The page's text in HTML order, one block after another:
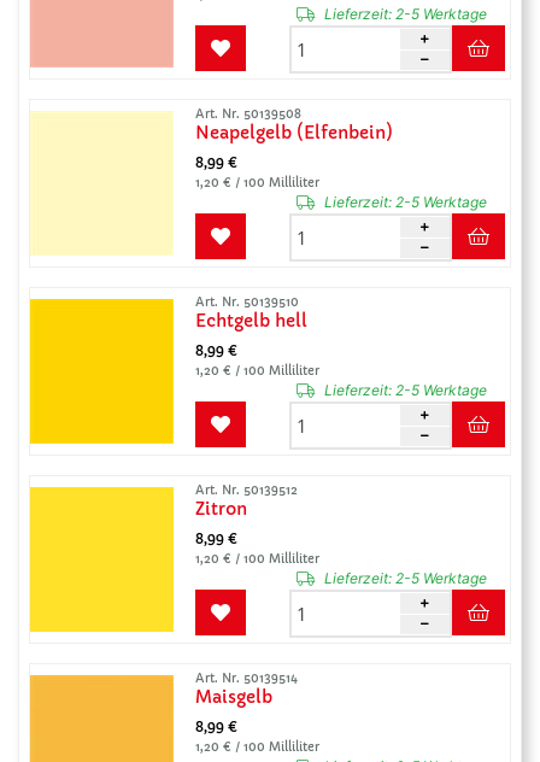
Lieferzeit:2-5 Werktage
Art. Nr. 50139508
Neapelgelb (Elfenbein)
8,99 €
1,20 € / 100 Milliliter
Lieferzeit:2-5 Werktage
Art. Nr. 50139510
Echtgelb hell
8,99 €
1,20 € / 100 Milliliter
Lieferzeit:2-5 Werktage
Art. Nr. 50139512
Zitron
8,99 €
1,20 € / 100 Milliliter
Lieferzeit:2-5 Werktage
Art. Nr. 50139514
Maisgelb
8,99 €
1,20 € / 100 Milliliter